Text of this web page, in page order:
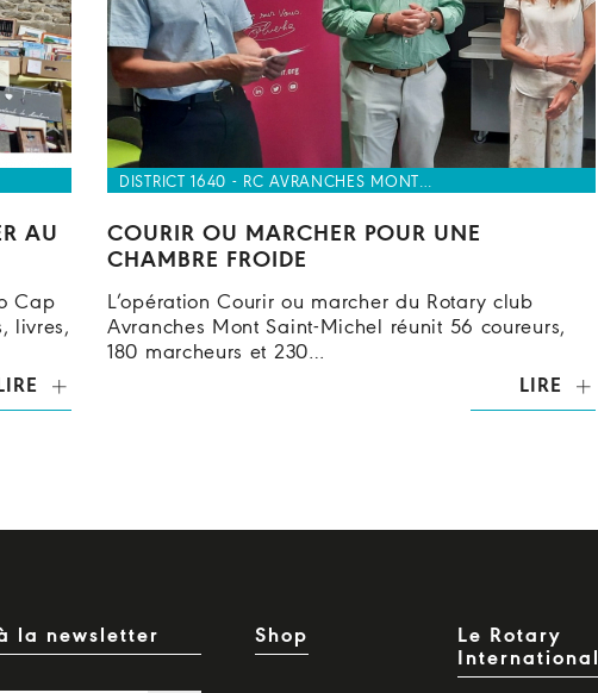
AU
Cap
livres,
DISTRICT 1640 - RC AVRANCHES MONT…
COURIR OU MARCHER POUR UNE
CHAMBRE FROIDE
L’opération Courir ou marcher du Rotary club
Avranches Mont Saint-Michel réunit 56 coureurs,
180 marcheurs et 230…
LIRE
la newsletter Shop
Le Rotary
International